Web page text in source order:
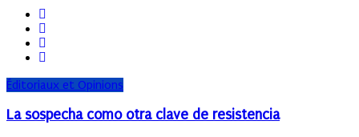
Éditoriaux et Opinions
La sospecha como otra clave de resistencia